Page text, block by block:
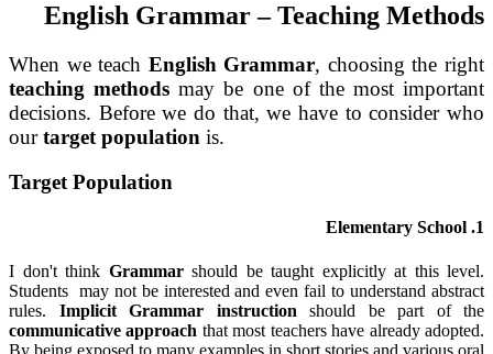
English Grammar – Teaching Methods
When we teach English Grammar, choosing the right
teaching methods may be one of the most important
decisions. Before we do that, we have to consider who
ourtarget population is.
Target Population
1. Elementary School
I don't think Grammarshould be taught explicitly at this level.
Students may not be interested and even fail to understand abstract
rules. Implicit Grammar instruction should be part of the
communicative approach that most teachers have already adopted.
By being exposed to many examples in short stories and various oral